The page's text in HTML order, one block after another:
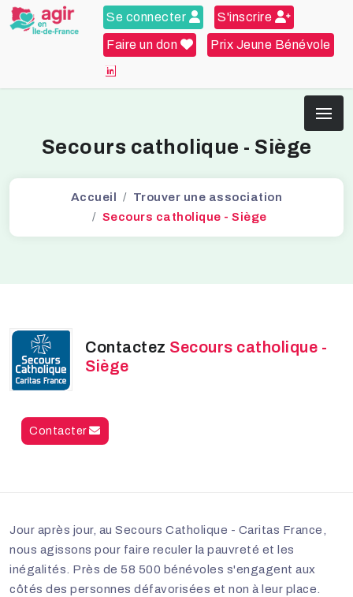
Se connecter S'inscrire
Faire un don Prix Jeune Bénévole
Secours catholique - Siège
Accueil
Trouver une association
Secours catholique - Siège
Contactez Secours catholique -
Siège
Contacter
Jour après jour, au Secours Catholique - Caritas France,
nous agissons pour faire reculer la pauvreté et les
inégalités. Près de 58 500 bénévoles s'engagent aux
côtés des personnes défavorisées et non à leur place.